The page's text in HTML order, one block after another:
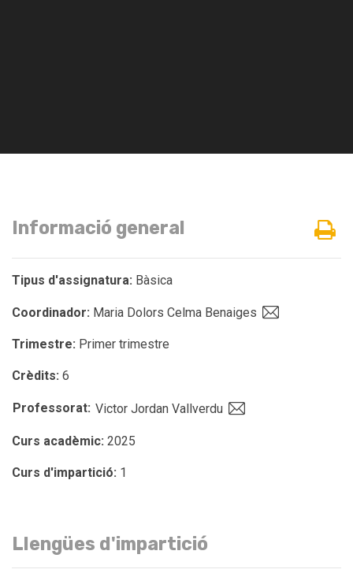
Informació general
Tipus d'assignatura: Bàsica
Coordinador: Maria Dolors Celma Benaiges
Trimestre: Primer trimestre
Crèdits: 6
Professorat: Victor Jordan Vallverdu
Curs acadèmic: 2025
Curs d'impartició: 1
Llengües d'impartició